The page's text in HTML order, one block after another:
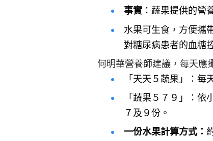
事實 ：蔬果提供的營
水果可生食，方便攜
對糖尿病患者的血糖
何明華營養師建議，每天應
「天天５蔬果」：每
「蔬果５７９」：
７及９份。
一份水果計算方式：